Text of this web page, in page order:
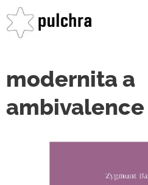
modernita a
ambivalence